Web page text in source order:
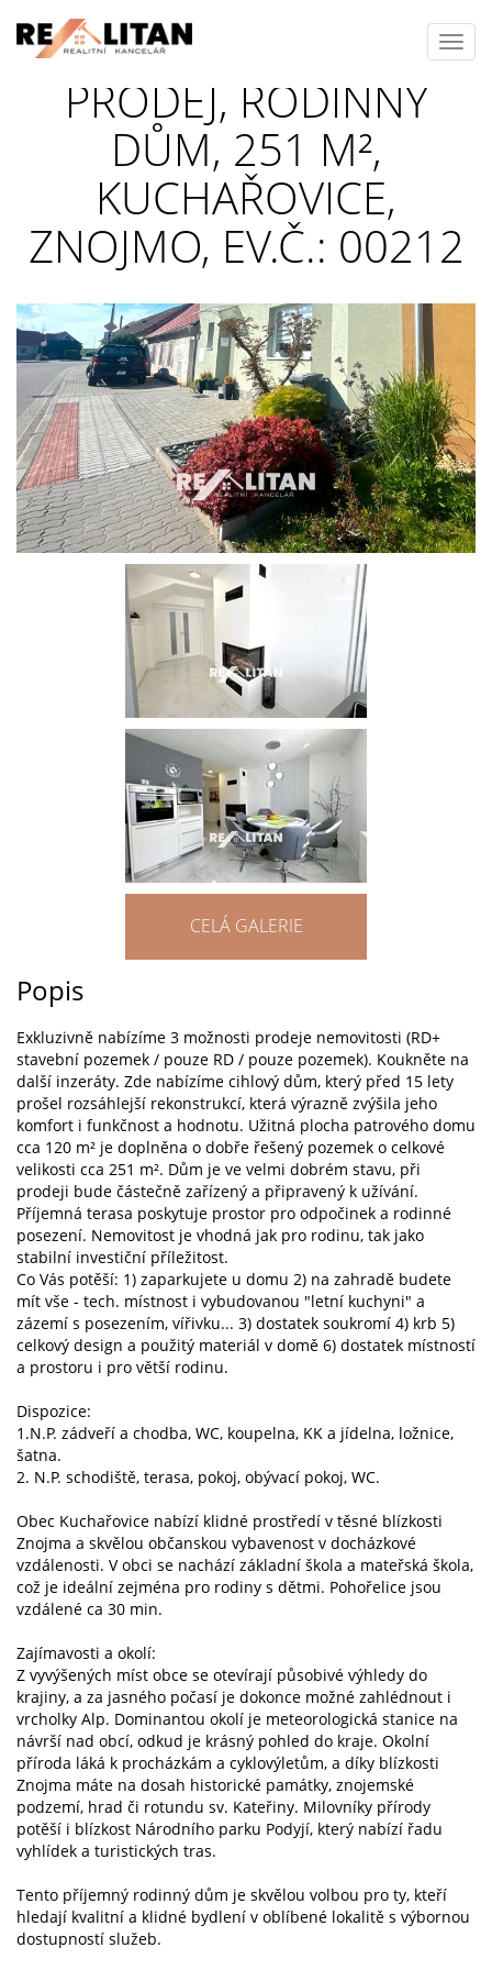
PRODEJ, RODINNÝ
DŮM, 251 M²,
KUCHAŘOVICE,
ZNOJMO, EV.Č.: 00212
CELÁ GALERIE
Popis
Exkluzivně nabízíme 3 možnosti prodeje nemovitosti (RD+
stavební pozemek / pouze RD / pouze pozemek). Koukněte na
další inzeráty. Zde nabízíme cihlový dům, který před 15 lety
prošel rozsáhlejší rekonstrukcí, která výrazně zvýšila jeho
komfort i funkčnost a hodnotu. Užitná plocha patrového domu
cca 120 m² je doplněna o dobře řešený pozemek o celkové
velikosti cca 251 m². Dům je ve velmi dobrém stavu, při
prodeji bude částečně zařízený a připravený k užívání.
Příjemná terasa poskytuje prostor pro odpočinek a rodinné
posezení. Nemovitost je vhodná jak pro rodinu, tak jako
stabilní investiční příležitost.
Co Vás potěší: 1) zaparkujete u domu 2) na zahradě budete
mít vše - tech. místnost i vybudovanou "letní kuchyni" a
zázemí s posezením, vířivku... 3) dostatek soukromí 4) krb 5)
celkový design a použitý materiál v domě 6) dostatek místností
a prostoru i pro větší rodinu.
Dispozice:
1.N.P. zádveří a chodba, WC, koupelna, KK a jídelna, ložnice,
šatna.
2. N.P. schodiště, terasa, pokoj, obývací pokoj, WC.
Obec Kuchařovice nabízí klidné prostředí v těsné blízkosti
Znojma a skvělou občanskou vybavenost v docházkové
vzdálenosti. V obci se nachází základní škola a mateřská škola,
což je ideální zejména pro rodiny s dětmi. Pohořelice jsou
vzdálené ca 30 min.
Zajímavosti a okolí:
Z vyvýšených míst obce se otevírají působivé výhledy do
krajiny, a za jasného počasí je dokonce možné zahlédnout i
vrcholky Alp. Dominantou okolí je meteorologická stanice na
návrší nad obcí, odkud je krásný pohled do kraje. Okolní
příroda láká k procházkám a cyklovýletům, a díky blízkosti
Znojma máte na dosah historické památky, znojemské
podzemí, hrad či rotundu sv. Kateřiny. Milovníky přírody
potěší i blízkost Národního parku Podyjí, který nabízí řadu
vyhlídek a turistických tras.
Tento příjemný rodinný dům je skvělou volbou pro ty, kteří
hledají kvalitní a klidné bydlení v oblíbené lokalitě s výbornou
dostupností služeb.